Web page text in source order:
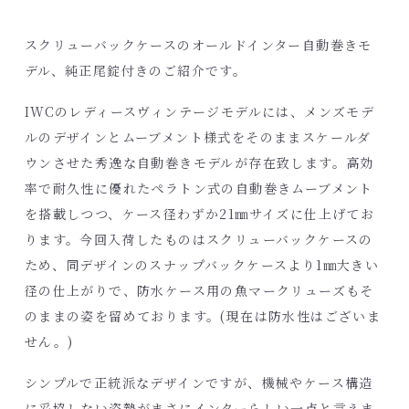
スクリューバックケースのオールドインター自動巻きモ
デル、純正尾錠付きのご紹介です。
IWCのレディースヴィンテージモデルには、メンズモデ
ルのデザインとムーブメント様式をそのままスケールダ
ウンさせた秀逸な自動巻きモデルが存在致します。高効
率で耐久性に優れたペラトン式の自動巻きムーブメント
を搭載しつつ、ケース径わずか21㎜サイズに仕上げてお
ります。今回入荷したものはスクリューバックケースの
ため、同デザインのスナップバックケースより1㎜大きい
径の仕上がりで、防水ケース用の魚マークリューズもそ
のままの姿を留めております。(現在は防水性はございま
せん。)
シンプルで正統派なデザインですが、機械やケース構造